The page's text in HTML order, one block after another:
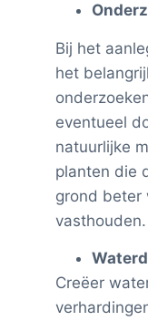
Bij het
het
eventueel
natuurlijke
planten die
grond beter
vasthouden.
Creëer